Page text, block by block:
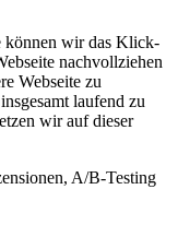
können wir das Klick-
nachvollziehen
Webseite zu
laufend zu
wir auf dieser
A/B-Testing